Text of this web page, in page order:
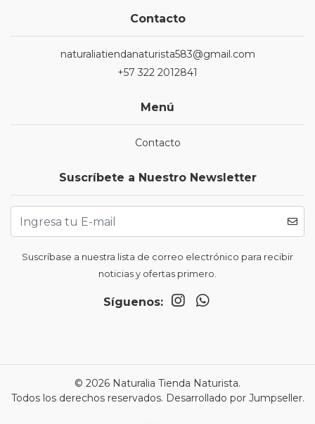
Contacto
naturaliatiendanaturista583@gmail.com
+57 322 2012841
Menú
Contacto
Suscríbete a Nuestro Newsletter
Suscríbase a nuestra lista de correo electrónico para recibir
noticias y ofertas primero.
Síguenos:
© 2026 Naturalia Tienda Naturista.
Todos los derechos reservados. Desarrollado por Jumpseller.